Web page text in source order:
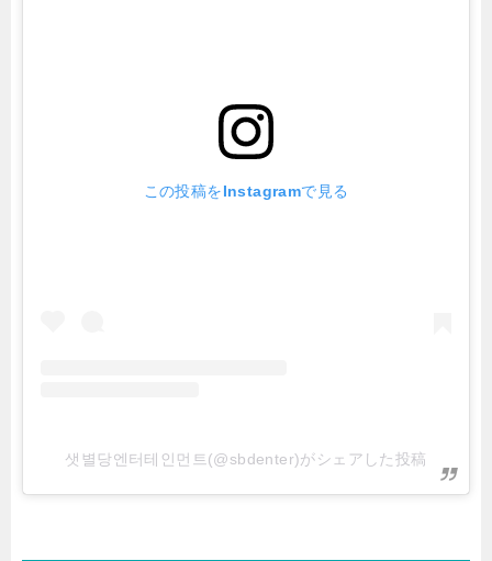
この投稿をInstagramで見る
샛별당엔터테인먼트(@sbdenter)がシェアした投稿